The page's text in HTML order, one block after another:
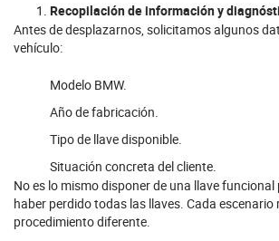
Recopilación de información y
Antes de desplazarnos, solicitamos algunos
vehículo:
Modelo BMW.
Año de fabricación.
Tipo de llave disponible.
Situación concreta del cliente.
No es lo mismo disponer de una llave
haber perdido todas las llaves. Cada escenario
procedimiento diferente.